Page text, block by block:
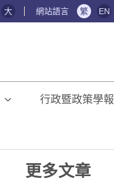
大 網站語言 繁 EN
行政暨政策學報
更多文章